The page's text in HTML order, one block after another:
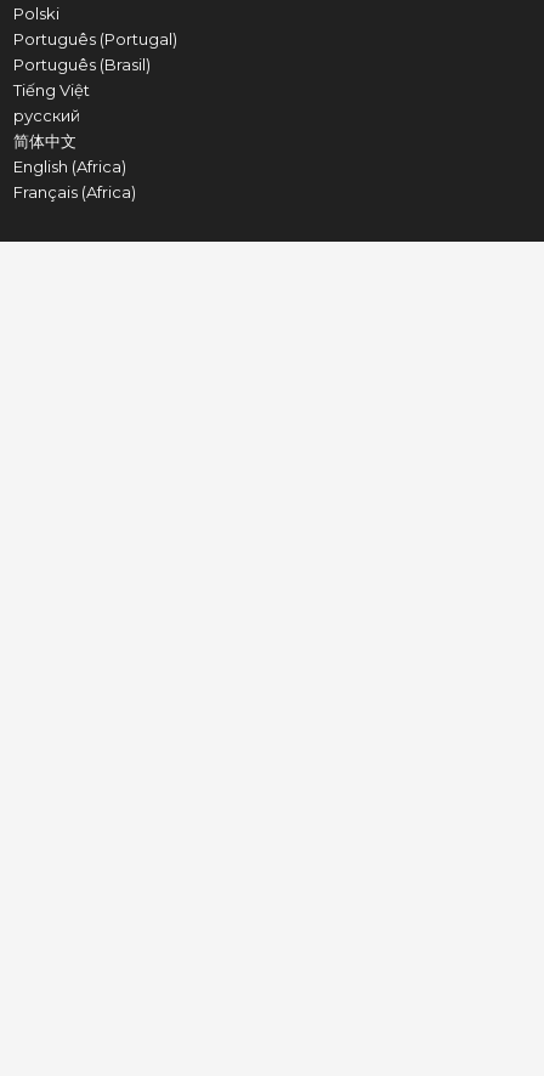
Polski
Português (Portugal)
Português (Brasil)
Tiếng Việt
русский
简体中文
English (Africa)
Français (Africa)